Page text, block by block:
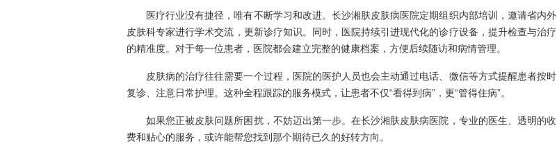
医疗行业没有捷径，唯有不断学习和改进。长沙湘肤皮肤病医院定期组织内部培训，邀请省内外
皮肤科专家进行学术交流，更新诊疗知识。同时，医院持续引进现代化的诊疗设备，提升检查与治疗
的精准度。对于每一位患者，医院都会建立完整的健康档案，方便后续随访和病情管理。
皮肤病的治疗往往需要一个过程，医院的医护人员也会主动通过电话、微信等方式提醒患者按时
复诊、注意日常护理。这种全程跟踪的服务模式，让患者不仅“看得到病”，更“管得住病”。
如果您正被皮肤问题所困扰，不妨迈出第一步。在长沙湘肤皮肤病医院，专业的医生、透明的收
费和贴心的服务，或许能帮您找到那个期待已久的好转方向。